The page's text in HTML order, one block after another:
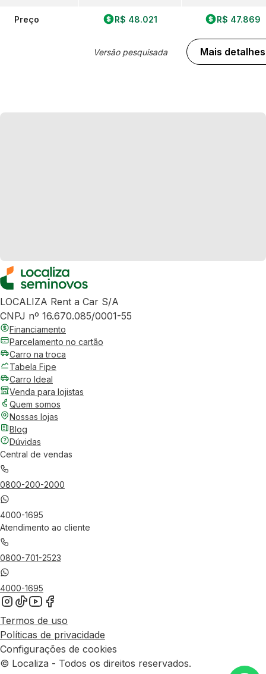
Preço R$ 48.021
Versão pesquisada
R$ 47.869
Mais detalhes
LOCALIZA Rent a Car S/A
CNPJ nº 16.670.085/0001-55
Financiamento
Parcelamento no cartão
Carro na troca
Tabela Fipe
Carro Ideal
Venda para lojistas
Quem somos
Nossas lojas
Blog
Dúvidas
Central de vendas
0800-200-2000
4000-1695
Atendimento ao cliente
0800-701-2523
4000-1695
Termos de uso
Políticas de privacidade
Configurações de cookies
© Localiza - Todos os direitos reservados.